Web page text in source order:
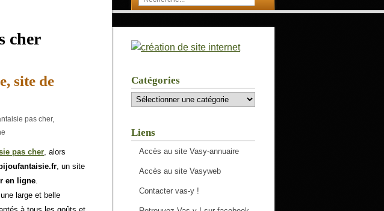
cher
site de
pas cher,
pas cher, alors
, un site
en ligne.
large et belle
Catégories
Catégories
Liens
Accès au site Vasy-annuaire
Accès au site Vasyweb
Contacter vas-y !